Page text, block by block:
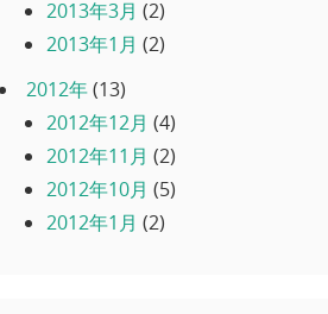
2013年3月 (2)
2013年1月 (2)
2012年(13)
2012年12月 (4)
2012年11月 (2)
2012年10月 (5)
2012年1月 (2)